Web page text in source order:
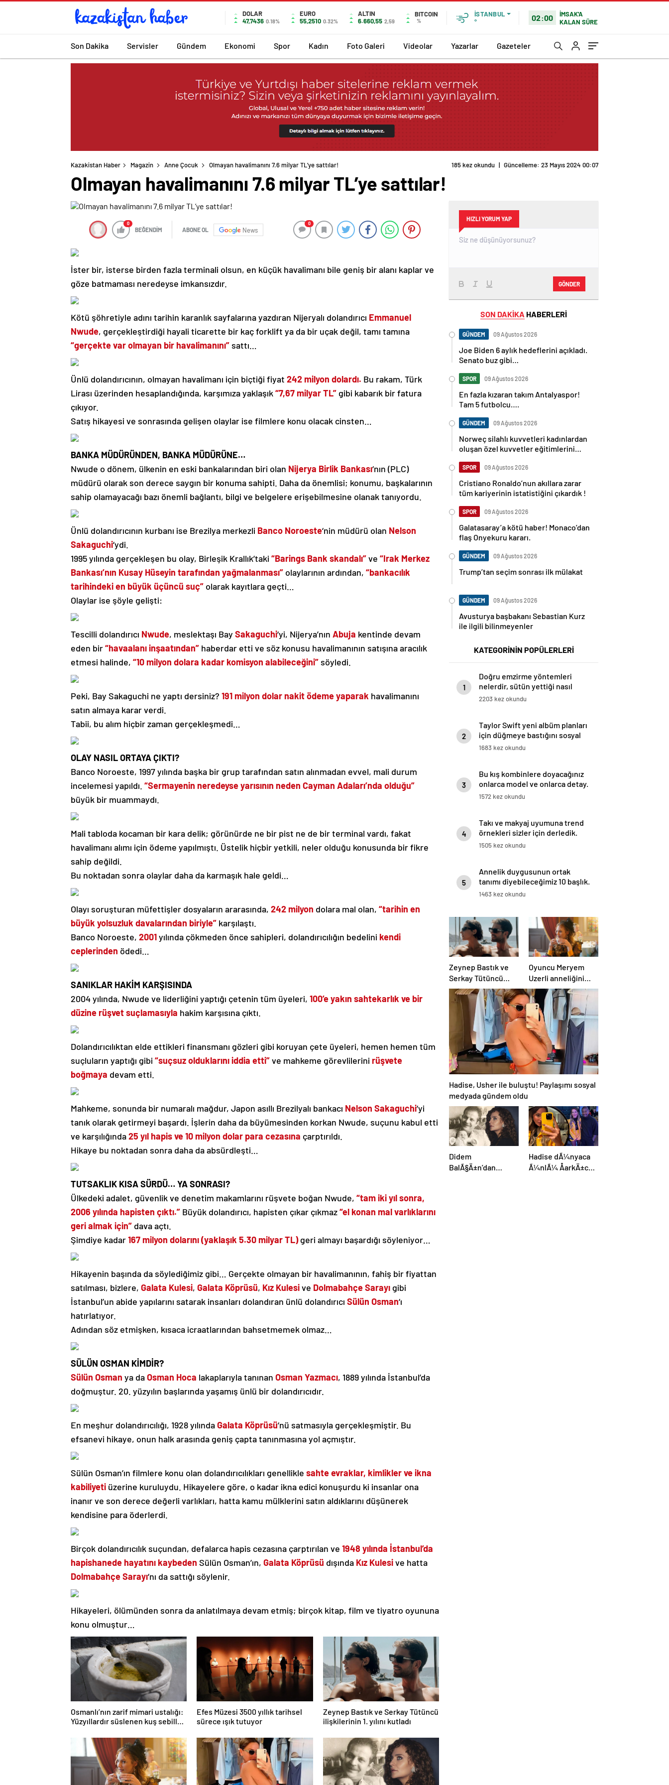
DOLAR
47,7436 0.18%
EURO
55,2510 0.32%
ALTIN
6.660,55 2,59
BITCOIN
%
İSTANBUL
°
02:00
İMSAK'A
KALAN SÜRE
Son Dakika Servisler Gündem Ekonomi Spor Kadın Foto Galeri Videolar Yazarlar Gazeteler
Kazakistan Haber Magazin Anne Çocuk Olmayan havalimanını 7.6 milyar TL’ye sattılar! 185 kez okundu | Güncelleme: 23 Mayıs 2024 00:07
Olmayan havalimanını 7.6 milyar TL’ye sattılar!
0
BEĞENDİM ABONE OL News
0
İster bir, isterse birden fazla terminali olsun, en küçük havalimanı bile geniş bir alanı kaplar ve
göze batmaması neredeyse imkansızdır.
Kötü şöhretiyle adını tarihin karanlık sayfalarına yazdıran Nijeryalı dolandırıcı Emmanuel
Nwude, gerçekleştirdiği hayali ticarette bir kaç forklift ya da bir uçak değil, tamı tamına
“gerçekte var olmayan bir havalimanını” sattı…
Ünlü dolandırıcının, olmayan havalimanı için biçtiği fiyat 242 milyon dolardı. Bu rakam, Türk
Lirası üzerinden hesaplandığında, karşımıza yaklaşık“7,67 milyar TL” gibi kabarık bir fatura
çıkıyor.
Satış hikayesi ve sonrasında gelişen olaylar ise filmlere konu olacak cinsten…
BANKA MÜDÜRÜNDEN, BANKA MÜDÜRÜNE…
Nwude o dönem, ülkenin en eski bankalarından biri olan Nijerya Birlik Bankası‘nın (PLC)
müdürü olarak son derece saygın bir konuma sahipti. Daha da önemlisi; konumu, başkalarının
sahip olamayacağı bazı önemli bağlantı, bilgi ve belgelere erişebilmesine olanak tanıyordu.
Ünlü dolandırıcının kurbanı ise Brezilya merkezli Banco Noroeste‘nin müdürü olan Nelson
Sakaguchi‘ydi.
1995 yılında gerçekleşen bu olay, Birleşik Krallık’taki “Barings Bank skandalı”ve “Irak Merkez
Bankası’nın Kusay Hüseyin tarafından yağmalanması” olaylarının ardından, “bankacılık
tarihindeki en büyük üçüncü suç” olarak kayıtlara geçti…
Olaylar ise şöyle gelişti:
Tescilli dolandırıcı Nwude, meslektaşı Bay Sakaguchi‘yi, Nijerya’nın Abuja kentinde devam
eden bir“havaalanı inşaatından” haberdar etti ve söz konusu havalimanının satışına aracılık
etmesi halinde, “10 milyon dolara kadar komisyon alabileceğini” söyledi.
Peki, Bay Sakaguchi ne yaptı dersiniz? 191 milyon dolar nakit ödeme yaparak havalimanını
satın almaya karar verdi.
Tabii, bu alım hiçbir zaman gerçekleşmedi…
OLAY NASIL ORTAYA ÇIKTI?
Banco Noroeste, 1997 yılında başka bir grup tarafından satın alınmadan evvel, mali durum
incelemesi yapıldı. “Sermayenin neredeyse yarısının neden Cayman Adaları’nda olduğu”
büyük bir muammaydı.
Mali tabloda kocaman bir kara delik; görünürde ne bir pist ne de bir terminal vardı, fakat
havalimanı alımı için ödeme yapılmıştı. Üstelik hiçbir yetkili, neler olduğu konusunda bir fikre
sahip değildi.
Bu noktadan sonra olaylar daha da karmaşık hale geldi…
Olayı soruşturan müfettişler dosyaların ararasında, 242 milyon dolara mal olan, “tarihin en
büyük yolsuzluk davalarından biriyle” karşılaştı.
Banco Noroeste, 2001yılında çökmeden önce sahipleri, dolandırıcılığın bedelini kendi
ceplerinden ödedi…
SANIKLAR HAKİM KARŞISINDA
2004 yılında, Nwude ve liderliğini yaptığı çetenin tüm üyeleri, 100’e yakın sahtekarlık ve bir
düzine rüşvet suçlamasıyla hakim karşısına çıktı.
Dolandırıcılıktan elde ettikleri finansmanı gözleri gibi koruyan çete üyeleri, hemen hemen tüm
suçluların yaptığı gibi “suçsuz olduklarını iddia etti”ve mahkeme görevlilerini rüşvete
boğmaya devam etti.
Mahkeme, sonunda bir numaralı mağdur, Japon asıllı Brezilyalı bankacı Nelson Sakaguchi‘yi
tanık olarak getirmeyi başardı. İşlerin daha da büyümesinden korkan Nwude, suçunu kabul etti
ve karşılığında25 yıl hapis ve 10 milyon dolar para cezasına çarptırıldı.
Hikaye bu noktadan sonra daha da absürdleşti…
TUTSAKLIK KISA SÜRDÜ… YA SONRASI?
Ülkedeki adalet, güvenlik ve denetim makamlarını rüşvete boğan Nwude, “tam iki yıl sonra,
2006 yılında hapisten çıktı.” Büyük dolandırıcı, hapisten çıkar çıkmaz“el konan mal varlıklarını
geri almak için” dava açtı.
Şimdiye kadar167 milyon dolarını (yaklaşık 5.30 milyar TL)geri almayı başardığı söyleniyor…
Hikayenin başında da söylediğimiz gibi… Gerçekte olmayan bir havalimanının, fahiş bir fiyattan
satılması, bizlere, Galata Kulesi, Galata Köprüsü, Kız Kulesive Dolmabahçe Sarayı gibi
İstanbul’un abide yapılarını satarak insanları dolandıran ünlü dolandırıcı Sülün Osman‘ı
hatırlatıyor.
Adından söz etmişken, kısaca icraatlarından bahsetmemek olmaz…
SÜLÜN OSMAN KİMDİR?
Sülün Osman ya daOsman Hoca lakaplarıyla tanınan Osman Yazmacı, 1889 yılında İstanbul’da
doğmuştur. 20. yüzyılın başlarında yaşamış ünlü bir dolandırıcıdır.
En meşhur dolandırıcılığı, 1928 yılındaGalata Köprüsü‘nü satmasıyla gerçekleşmiştir. Bu
efsanevi hikaye, onun halk arasında geniş çapta tanınmasına yol açmıştır.
Sülün Osman’ın filmlere konu olan dolandırıcılıkları genellikle sahte evraklar, kimlikler ve ikna
kabiliyeti üzerine kuruluydu. Hikayelere göre, o kadar ikna edici konuşurdu ki insanlar ona
inanır ve son derece değerli varlıkları, hatta kamu mülklerini satın aldıklarını düşünerek
kendisine para öderlerdi.
Birçok dolandırıcılık suçundan, defalarca hapis cezasına çarptırılan ve 1948 yılında İstanbul’da
hapishanede hayatını kaybeden Sülün Osman’ın, Galata Köprüsü dışında Kız Kulesive hatta
Dolmabahçe Sarayı‘nı da sattığı söylenir.
Hikayeleri, ölümünden sonra da anlatılmaya devam etmiş; birçok kitap, film ve tiyatro oyununa
konu olmuştur…
Osmanlı’nın zarif mimari ustalığı:
Yüzyıllardır süslenen kuş sebilleri
Efes Müzesi 3500 yıllık tarihsel
sürece ışık tutuyor
Zeynep Bastık ve Serkay Tütüncü
ilişkilerinin 1. yılını kutladı
HIZLI YORUM YAP
GÖNDER
SON DAKİKA HABERLERİ
GÜNDEM 09 Ağustos 2026
Joe Biden 6 aylık hedeflerini açıkladı.
Senato buz gibi…
SPOR 09 Ağustos 2026
En fazla kızaran takım Antalyaspor!
Tam 5 futbolcu….
GÜNDEM 09 Ağustos 2026
Norweç silahlı kuvvetleri kadınlardan
oluşan özel kuvvetler eğitimlerini
SPOR 09 Ağustos 2026
Cristiano Ronaldo’nun akıllara zarar
tüm kariyerinin istatistiğini çıkardık !
SPOR 09 Ağustos 2026
Galatasaray’a kötü haber! Monaco’dan
flaş Onyekuru kararı.
GÜNDEM 09 Ağustos 2026
Trump’tan seçim sonrası ilk mülakat
GÜNDEM 09 Ağustos 2026
Avusturya başbakanı Sebastian Kurz
ile ilgili bilinmeyenler
KATEGORİNİN POPÜLERLERİ
1
Doğru emzirme yöntemleri
nelerdir, sütün yettiği nasıl
anlaşılır?
2203 kez okundu
2
Taylor Swift yeni albüm planları
için düğmeye bastığını sosyal
medyadan duyurdu!
1683 kez okundu
3
Bu kış kombinlere doyacağınız
onlarca model ve onlarca detay.
1572 kez okundu
4
Takı ve makyaj uyumuna trend
örnekleri sizler için derledik.
1505 kez okundu
5
Annelik duygusunun ortak
tanımı diyebileceğimiz 10 başlık.
1463 kez okundu
Zeynep Bastık ve
Serkay Tütüncü
ilişkilerinin 1. yılını
kutladı
Oyuncu Meryem
Uzerli anneliğini
anlattı: “Hem
disiplinli hem
rahatım”
Hadise, Usher ile buluştu! Paylaşımı sosyal
medyada gündem oldu
Didem
BalÃ§Ä±n’dan
Hadise dÃ¼nyaca
Ã¼nlÃ¼ ÅarkÄ±cÄ±